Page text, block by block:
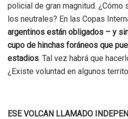
policial de gran magnitud. ¿Cómo
los neutrales? En las Copas
argentinos están obligados – y
cupo de hinchas foráneos que
estadios. Tal vez habrá que
¿Existe voluntad en algunos
ESE VOLCAN LLAMADO